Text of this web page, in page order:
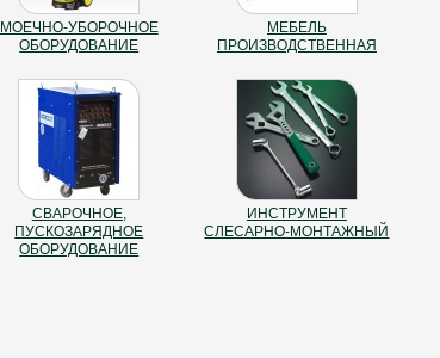
МОЕЧНО-УБОРОЧНОЕ
ОБОРУДОВАНИЕ
МЕБЕЛЬ
ПРОИЗВОДСТВЕННАЯ
СВАРОЧНОЕ,
ПУСКОЗАРЯДНОЕ
ОБОРУДОВАНИЕ
ИНСТРУМЕНТ
СЛЕСАРНО-МОНТАЖНЫЙ